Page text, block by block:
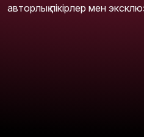
авторлық пікірлер мен